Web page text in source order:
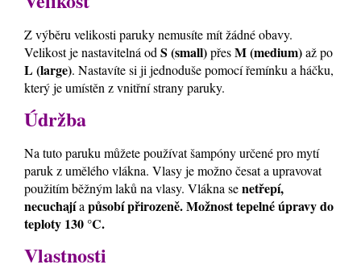
Z výběru velikosti paruky nemusíte mít žádné obavy.
Velikost je nastavitelná odS (small)přesM (medium)až po
L (large). Nastavíte si ji jednoduše pomocí řemínku a háčku,
který je umístěn z vnitřní strany paruky.
Údržba
Na tuto paruku můžete používat šampóny určené pro mytí
paruk z umělého vlákna. Vlasy je možno česat a upravovat
použitím běžným laků na vlasy. Vlákna senetřepí,
necuchajíapůsobí přirozeně. Možnost tepelné úpravy do
teploty 130 °C.
Vlastnosti